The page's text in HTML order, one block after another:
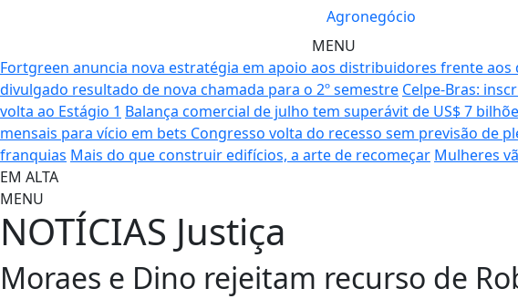
Agronegócio
MENU
Fortgreen anuncia nova estratégia em apoio aos distribuidores frente aos
divulgado resultado de nova chamada para o 2º semestre Celpe-Bras:
volta ao Estágio 1 Balança comercial de julho tem superávit de US$ 7
mensais para vício em bets Congresso volta do recesso sem previsão de
franquias Mais do que construir edifícios, a arte de recomeçar Mulheres
EM ALTA
MENU
NOTÍCIAS Justiça
Moraes e Dino rejeitam recurso de